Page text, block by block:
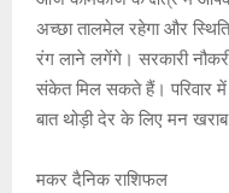
अच्छा तालमेल रहेगा और
रंग लाने लगेंगे। सरकारी
संकेत मिल सकते हैं। परिवार में
बात थोड़ी देर के लिए मन
मकर दैनिक राशिफल